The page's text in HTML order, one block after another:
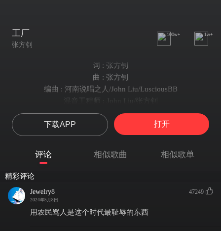
工厂
张方钊
100w+ 1w+
词 : 张方钊
曲 : 张方钊
编曲 : 河南说唱之人/John Liu/LusciousBB
混音工程师 : John Liu/张方钊
母带处理工程师 : John Liu/张方钊
工厂的烟雾都盖住了星
周围的村庄都被他合并
现在它换来了金钱和病
他们是孤独的 认的是命
下载APP 打开
评论 相似歌曲 相似歌单
精彩评论
Jewelry8
2024年5月8日
47249
用农民骂人是这个时代最耻辱的东西